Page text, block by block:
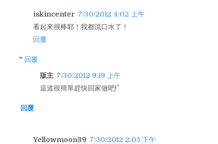
iskincenter 7/30/2012 4:02 上午
看起來很棒耶！我都流口水了！
回覆
回覆
版主 7/30/2012 9:19 上午
這道很簡單趕快回家做吧!^^
回覆
Yellowmoon39 7/30/2012 2:05 下午